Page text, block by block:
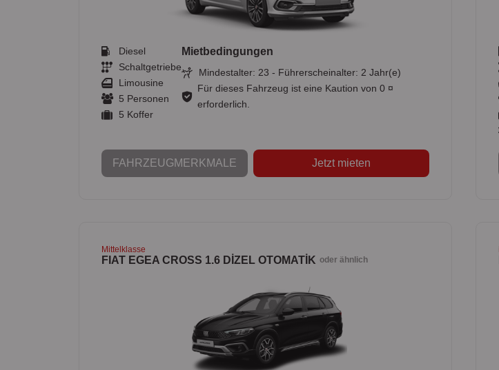
Diesel
Schaltgetriebe
Limousine
5 Personen
5 Koffer
Mietbedingungen
Mindestalter: 23 - Führerscheinalter: 2 Jahr(e)
Für dieses Fahrzeug ist eine Kaution von 0 ¤
erforderlich.
FAHRZEUGMERKMALE Jetzt mieten
Mittelklasse
FIAT EGEA CROSS 1.6 DİZEL OTOMATİK oder ähnlich